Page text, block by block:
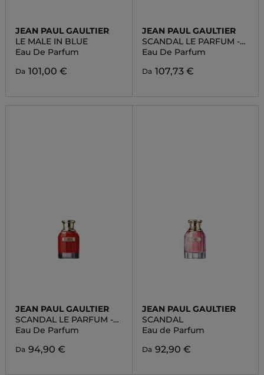
JEAN PAUL GAULTIER
LE MALE IN BLUE
Eau De Parfum
Da 101,00 €
JEAN PAUL GAULTIER
SCANDAL LE PARFUM -
FOR HIM
Eau De Parfum
Da 107,73 €
JEAN PAUL GAULTIER
SCANDAL LE PARFUM -
FOR HER
Eau De Parfum
Da 94,90 €
JEAN PAUL GAULTIER
SCANDAL
Eau de Parfum
Da 92,90 €